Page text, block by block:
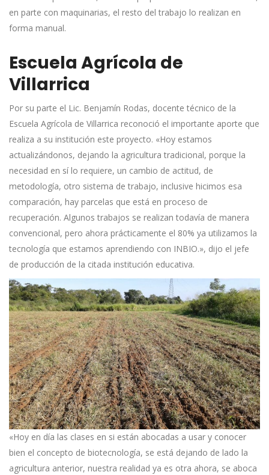
en parte con maquinarias, el resto del trabajo lo realizan en
forma manual.
Escuela Agrícola de
Villarrica
Por su parte el Lic. Benjamín Rodas, docente técnico de la
Escuela Agrícola de Villarrica reconoció el importante aporte que
realiza a su institución este proyecto. «Hoy estamos
actualizándonos, dejando la agricultura tradicional, porque la
necesidad en sí lo requiere, un cambio de actitud, de
metodología, otro sistema de trabajo, inclusive hicimos esa
comparación, hay parcelas que está en proceso de
recuperación. Algunos trabajos se realizan todavía de manera
convencional, pero ahora prácticamente el 80% ya utilizamos la
tecnología que estamos aprendiendo con INBIO.», dijo el jefe
de producción de la citada institución educativa.
«Hoy en día las clases en si están abocadas a usar y conocer
bien el concepto de biotecnología, se está dejando de lado la
agricultura anterior, nuestra realidad ya es otra ahora, se aboca